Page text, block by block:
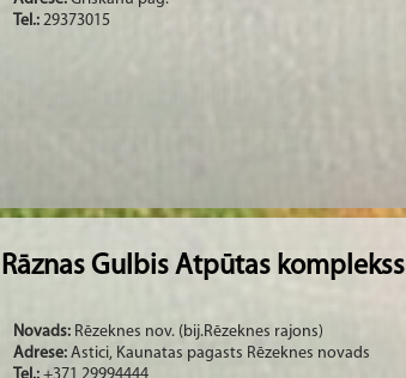
Tel.: 29373015
Rāznas Gulbis Atpūtas komplekss
Novads: Rēzeknes nov. (bij.Rēzeknes rajons)
Adrese: Astici, Kaunatas pagasts Rēzeknes novads